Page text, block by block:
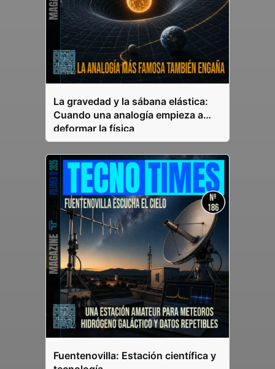
La gravedad y la sábana elástica:
Cuando una analogía empieza a
deformar la física
Fuentenovilla: Estación científica y